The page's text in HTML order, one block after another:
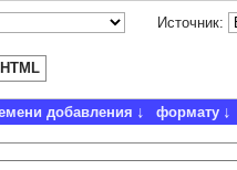
Источник:
HTML
добавления формату